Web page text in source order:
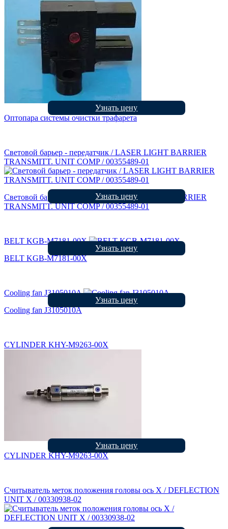
Оптопара системы очистки трафарета
Узнать цену
Световой барьер - передатчик / LASER LIGHT BARRIER
TRANSMITT. UNIT COMP / 00355489-01
Световой барьер - передатчик / LASER LIGHT BARRIER
TRANSMITT. UNIT COMP / 00355489-01
Узнать цену
BELT KGB-M7181-00X
BELT KGB-M7181-00X
Узнать цену
Cooling fan J3105010A
Cooling fan J3105010A
Узнать цену
CYLINDER KHY-M9263-00X
CYLINDER KHY-M9263-00X
Узнать цену
Считыватель меток положения головы ось X / DEFLECTION
UNIT X / 00330938-02